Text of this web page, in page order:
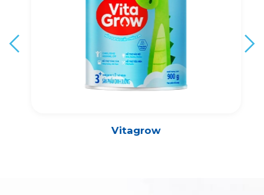
Vitagrow